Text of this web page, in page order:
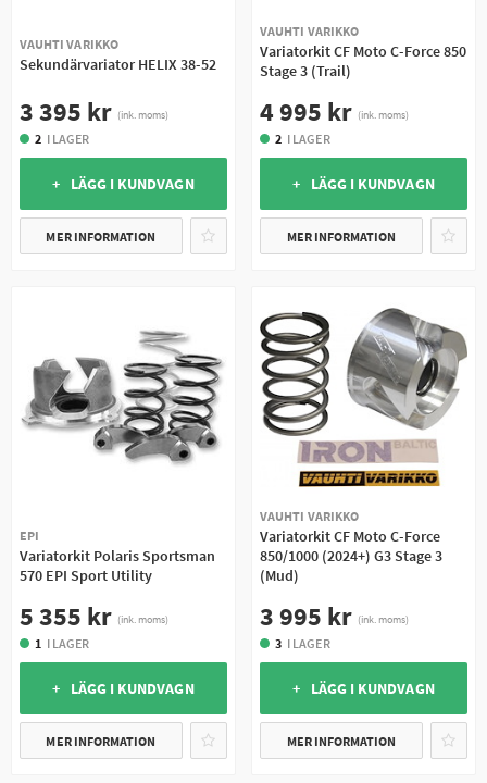
VAUHTI VARIKKO
Sekundärvariator HELIX 38-52
3 395 kr (ink. moms)
2 I LAGER
+ LÄGG I KUNDVAGN
MER INFORMATION
VAUHTI VARIKKO
Variatorkit CF Moto C-Force 850
Stage 3 (Trail)
4 995 kr (ink. moms)
2 I LAGER
+ LÄGG I KUNDVAGN
MER INFORMATION
EPI
Variatorkit Polaris Sportsman
570 EPI Sport Utility
5 355 kr (ink. moms)
1 I LAGER
+ LÄGG I KUNDVAGN
MER INFORMATION
VAUHTI VARIKKO
Variatorkit CF Moto C-Force
850/1000 (2024+) G3 Stage 3
(Mud)
3 995 kr (ink. moms)
3 I LAGER
+ LÄGG I KUNDVAGN
MER INFORMATION